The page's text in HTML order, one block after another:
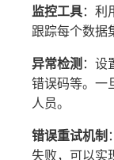
监控工具：利
跟踪每个数据
异常检测：设
错误码等。一
人员。
错误重试机制
失败，可以实